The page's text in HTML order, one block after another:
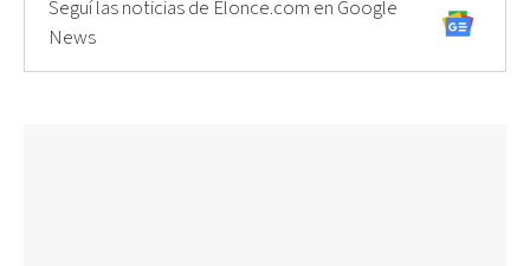
Seguí las noticias de Elonce.com en Google
News